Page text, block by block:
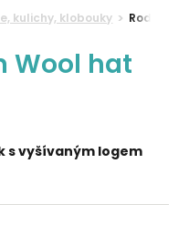
kulichy, klobouky Rod
Wool hat
s vyšívaným logem